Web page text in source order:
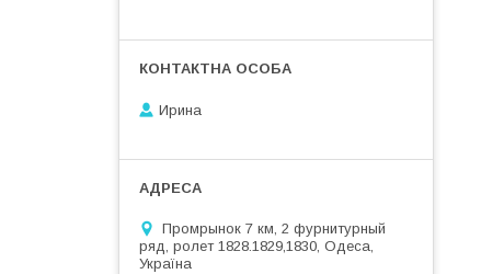
Ирина
Промрынок 7 км, 2 фурнитурный
ряд, ролет 1828.1829,1830, Одеса,
Україна